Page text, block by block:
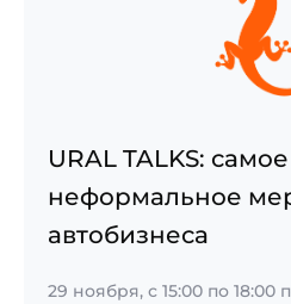
URAL TALKS: самое
неформальное
автобизнеса
29 ноября, с 15:00 по 18:00